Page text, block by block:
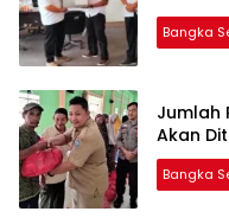
Bangka
Jumlah
Akan
Bangka